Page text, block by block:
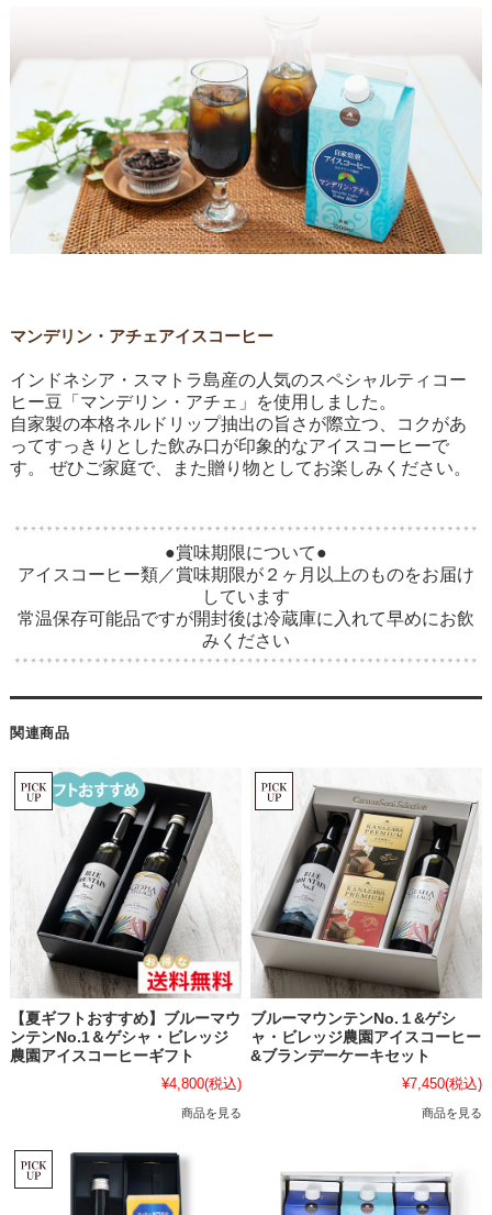
マンデリン・アチェアイスコーヒー
インドネシア・スマトラ島産の人気のスペシャルティコー
ヒー豆「マンデリン・アチェ」を使用しました。
自家製の本格ネルドリップ抽出の旨さが際立つ、コクがあ
ってすっきりとした飲み口が印象的なアイスコーヒーで
す。 ぜひご家庭で、また贈り物としてお楽しみください。
●賞味期限について●
アイスコーヒー類／賞味期限が２ヶ月以上のものをお届け
しています
常温保存可能品ですが開封後は冷蔵庫に入れて早めにお飲
みください
関連商品
【夏ギフトおすすめ】ブルーマウ
ンテンNo.1＆ゲシャ・ビレッジ
農園アイスコーヒーギフト
¥4,800(税込)
商品を見る
ブルーマウンテンNo.１&ゲシ
ャ・ビレッジ農園アイスコーヒー
&ブランデーケーキセット
¥7,450(税込)
商品を見る